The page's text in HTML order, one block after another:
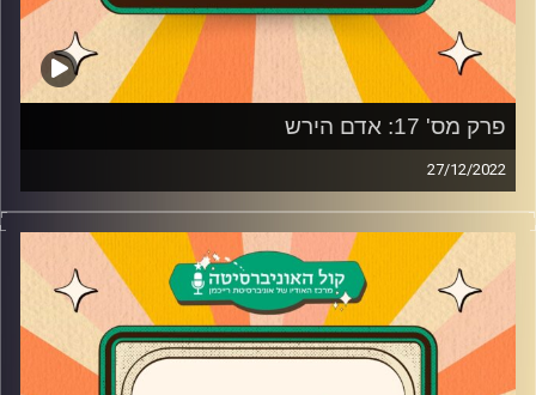
פרק מס' 17: אדם הירש
27/12/2022
אדם הירש, הילד שגדל מול המצלמות מגיע לאולפן פלאשבק
ומספר על הפעם הראשונה שהופיע מול מסך ואיך דני רופ
קשור לזה? מה סוד ההצלחה של ראש גדול שגורם לסדרה
להישאר בתודעה של כולנו, מה הוביל אותו ללמוד משחק והכי
חשוב לא שוכח את רועי ויינברג שהאשים אותו בטעות שהייתה
על הסט בעונה הראשונה ונותן את נקודת המבט שלו.